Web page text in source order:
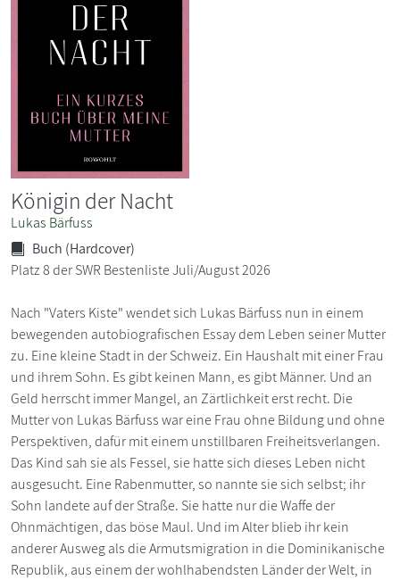
Königin der Nacht
Lukas Bärfuss
Buch (Hardcover)
Platz 8 der SWR Bestenliste Juli/August 2026
Nach "Vaters Kiste" wendet sich Lukas Bärfuss nun in einem
bewegenden autobiografischen Essay dem Leben seiner Mutter
zu. Eine kleine Stadt in der Schweiz. Ein Haushalt mit einer Frau
und ihrem Sohn. Es gibt keinen Mann, es gibt Männer. Und an
Geld herrscht immer Mangel, an Zärtlichkeit erst recht. Die
Mutter von Lukas Bärfuss war eine Frau ohne Bildung und ohne
Perspektiven, dafür mit einem unstillbaren Freiheitsverlangen.
Das Kind sah sie als Fessel, sie hatte sich dieses Leben nicht
ausgesucht. Eine Rabenmutter, so nannte sie sich selbst; ihr
Sohn landete auf der Straße. Sie hatte nur die Waffe der
Ohnmächtigen, das böse Maul. Und im Alter blieb ihr kein
anderer Ausweg als die Armutsmigration in die Dominikanische
Republik, aus einem der wohlhabendsten Länder der Welt, in